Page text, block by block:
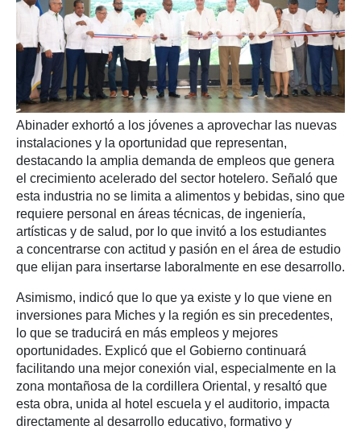
Abinader exhortó a los jóvenes a aprovechar las nuevas
instalaciones y la oportunidad que representan,
destacando la amplia demanda de empleos que genera
el crecimiento acelerado del sector hotelero. Señaló que
esta industria no se limita a alimentos y bebidas, sino que
requiere personal en áreas técnicas, de ingeniería,
artísticas y de salud, por lo que invitó a los estudiantes
a concentrarse con actitud y pasión en el área de estudio
que elijan para insertarse laboralmente en ese desarrollo.
Asimismo, indicó que lo que ya existe y lo que viene en
inversiones para Miches y la región es sin precedentes,
lo que se traducirá en más empleos y mejores
oportunidades. Explicó que el Gobierno continuará
facilitando una mejor conexión vial, especialmente en la
zona montañosa de la cordillera Oriental, y resaltó que
esta obra, unida al hotel escuela y el auditorio, impacta
directamente al desarrollo educativo, formativo y